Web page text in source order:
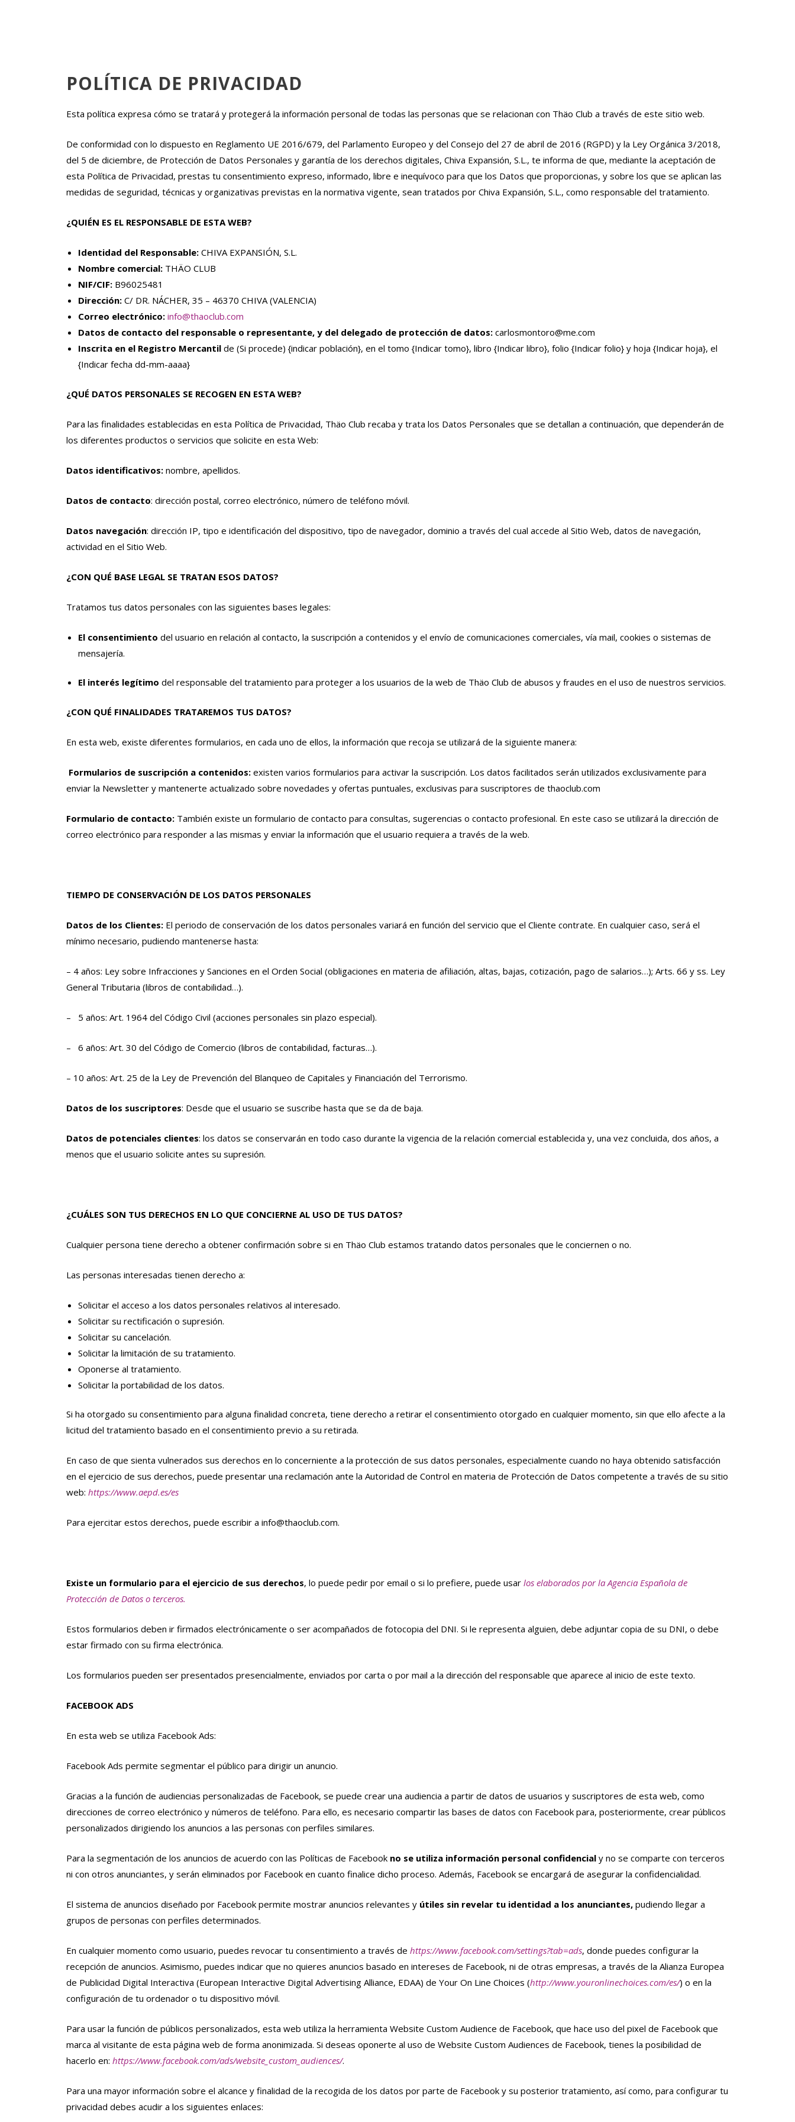
POLÍTICA DE PRIVACIDAD
Esta política expresa cómo se tratará y protegerá la información personal de todas las personas que se relacionan con Thäo Club a través de este sitio web.
De conformidad con lo dispuesto en Reglamento UE 2016/679, del Parlamento Europeo y del Consejo del 27 de abril de 2016 (RGPD) y la Ley Orgánica 3/2018,
del 5 de diciembre, de Protección de Datos Personales y garantía de los derechos digitales, Chiva Expansión, S.L., te informa de que, mediante la aceptación de
esta Política de Privacidad, prestas tu consentimiento expreso, informado, libre e inequívoco para que los Datos que proporcionas, y sobre los que se aplican las
medidas de seguridad, técnicas y organizativas previstas en la normativa vigente, sean tratados por Chiva Expansión, S.L., como responsable del tratamiento.
¿QUIÉN ES EL RESPONSABLE DE ESTA WEB?
Identidad del Responsable: CHIVA EXPANSIÓN, S.L.
Nombre comercial: THÄO CLUB
NIF/CIF: B96025481
Dirección: C/ DR. NÁCHER, 35 – 46370 CHIVA (VALENCIA)
Correo electrónico: info@thaoclub.com
Datos de contacto del responsable o representante, y del delegado de protección de datos: carlosmontoro@me.com
Inscrita en el Registro Mercantil de (Si procede) {indicar población}, en el tomo {Indicar tomo}, libro {Indicar libro}, folio {Indicar folio} y hoja {Indicar hoja}, el
{Indicar fecha dd-mm-aaaa}
¿QUÉ DATOS PERSONALES SE RECOGEN EN ESTA WEB?
Para las finalidades establecidas en esta Política de Privacidad, Thäo Club recaba y trata los Datos Personales que se detallan a continuación, que dependerán de
los diferentes productos o servicios que solicite en esta Web:
Datos identificativos: nombre, apellidos.
Datos de contacto: dirección postal, correo electrónico, número de teléfono móvil.
Datos navegación: dirección IP, tipo e identificación del dispositivo, tipo de navegador, dominio a través del cual accede al Sitio Web, datos de navegación,
actividad en el Sitio Web.
¿CON QUÉ BASE LEGAL SE TRATAN ESOS DATOS?
Tratamos tus datos personales con las siguientes bases legales:
El consentimiento del usuario en relación al contacto, la suscripción a contenidos y el envío de comunicaciones comerciales, vía mail, cookies o sistemas de
mensajería.
El interés legítimo del responsable del tratamiento para proteger a los usuarios de la web de Thäo Club de abusos y fraudes en el uso de nuestros servicios.
¿CON QUÉ FINALIDADES TRATAREMOS TUS DATOS?
En esta web, existe diferentes formularios, en cada uno de ellos, la información que recoja se utilizará de la siguiente manera:
Formularios de suscripción a contenidos: existen varios formularios para activar la suscripción. Los datos facilitados serán utilizados exclusivamente para
enviar la Newsletter y mantenerte actualizado sobre novedades y ofertas puntuales, exclusivas para suscriptores de thaoclub.com
Formulario de contacto: También existe un formulario de contacto para consultas, sugerencias o contacto profesional. En este caso se utilizará la dirección de
correo electrónico para responder a las mismas y enviar la información que el usuario requiera a través de la web.
TIEMPO DE CONSERVACIÓN DE LOS DATOS PERSONALES
Datos de los Clientes: El periodo de conservación de los datos personales variará en función del servicio que el Cliente contrate. En cualquier caso, será el
mínimo necesario, pudiendo mantenerse hasta:
– 4 años: Ley sobre Infracciones y Sanciones en el Orden Social (obligaciones en materia de afiliación, altas, bajas, cotización, pago de salarios…); Arts. 66 y ss. Ley
General Tributaria (libros de contabilidad…).
– 5 años: Art. 1964 del Código Civil (acciones personales sin plazo especial).
– 6 años: Art. 30 del Código de Comercio (libros de contabilidad, facturas…).
– 10 años: Art. 25 de la Ley de Prevención del Blanqueo de Capitales y Financiación del Terrorismo.
Datos de los suscriptores: Desde que el usuario se suscribe hasta que se da de baja.
Datos de potenciales clientes: los datos se conservarán en todo caso durante la vigencia de la relación comercial establecida y, una vez concluida, dos años, a
menos que el usuario solicite antes su supresión.
¿CUÁLES SON TUS DERECHOS EN LO QUE CONCIERNE AL USO DE TUS DATOS?
Cualquier persona tiene derecho a obtener confirmación sobre si en Thäo Club estamos tratando datos personales que le conciernen o no.
Las personas interesadas tienen derecho a:
Solicitar el acceso a los datos personales relativos al interesado.
Solicitar su rectificación o supresión.
Solicitar su cancelación.
Solicitar la limitación de su tratamiento.
Oponerse al tratamiento.
Solicitar la portabilidad de los datos.
Si ha otorgado su consentimiento para alguna finalidad concreta, tiene derecho a retirar el consentimiento otorgado en cualquier momento, sin que ello afecte a la
licitud del tratamiento basado en el consentimiento previo a su retirada.
En caso de que sienta vulnerados sus derechos en lo concerniente a la protección de sus datos personales, especialmente cuando no haya obtenido satisfacción
en el ejercicio de sus derechos, puede presentar una reclamación ante la Autoridad de Control en materia de Protección de Datos competente a través de su sitio
web: https://www.aepd.es/es
Para ejercitar estos derechos, puede escribir a info@thaoclub.com.
Existe un formulario para el ejercicio de sus derechos, lo puede pedir por email o si lo prefiere, puede usar los elaborados por la Agencia Española de
Protección de Datos o terceros.
Estos formularios deben ir firmados electrónicamente o ser acompañados de fotocopia del DNI. Si le representa alguien, debe adjuntar copia de su DNI, o debe
estar firmado con su firma electrónica.
Los formularios pueden ser presentados presencialmente, enviados por carta o por mail a la dirección del responsable que aparece al inicio de este texto.
FACEBOOK ADS
En esta web se utiliza Facebook Ads:
Facebook Ads permite segmentar el público para dirigir un anuncio.
Gracias a la función de audiencias personalizadas de Facebook, se puede crear una audiencia a partir de datos de usuarios y suscriptores de esta web, como
direcciones de correo electrónico y números de teléfono. Para ello, es necesario compartir las bases de datos con Facebook para, posteriormente, crear públicos
personalizados dirigiendo los anuncios a las personas con perfiles similares.
Para la segmentación de los anuncios de acuerdo con las Políticas de Facebook no se utiliza información personal confidencial y no se comparte con terceros
ni con otros anunciantes, y serán eliminados por Facebook en cuanto finalice dicho proceso. Además, Facebook se encargará de asegurar la confidencialidad.
El sistema de anuncios diseñado por Facebook permite mostrar anuncios relevantes y útiles sin revelar tu identidad a los anunciantes, pudiendo llegar a
grupos de personas con perfiles determinados.
En cualquier momento como usuario, puedes revocar tu consentimiento a través de https://www.facebook.com/settings?tab=ads, donde puedes configurar la
recepción de anuncios. Asimismo, puedes indicar que no quieres anuncios basado en intereses de Facebook, ni de otras empresas, a través de la Alianza Europea
de Publicidad Digital Interactiva (European Interactive Digital Advertising Alliance, EDAA) de Your On Line Choices (http://www.youronlinechoices.com/es/) o en la
configuración de tu ordenador o tu dispositivo móvil.
Para usar la función de públicos personalizados, esta web utiliza la herramienta Website Custom Audience de Facebook, que hace uso del pixel de Facebook que
marca al visitante de esta página web de forma anonimizada. Si deseas oponerte al uso de Website Custom Audiences de Facebook, tienes la posibilidad de
hacerlo en: https://www.facebook.com/ads/website_custom_audiences/.
Para una mayor información sobre el alcance y finalidad de la recogida de los datos por parte de Facebook y su posterior tratamiento, así como, para configurar tu
privacidad debes acudir a los siguientes enlaces: